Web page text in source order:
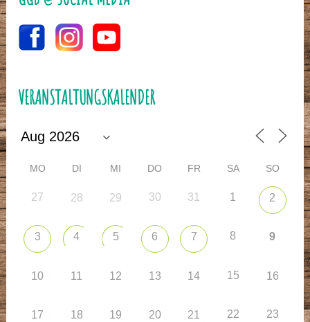
VERANSTALTUNGSKALENDER
MO DI MI DO FR SA SO
27 28 29 30 31 1 2
3 4 5 6 7 8 9
10 11 12 13 14 15 16
17 18 19 20 21 22 23